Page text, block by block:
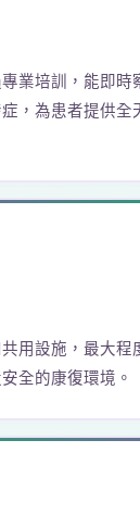
業培訓，能即時
，為患者提供全
用設施，最大程
全的康復環境。